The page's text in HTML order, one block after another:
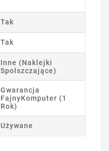
Tak
Tak
Inne (Naklejki
Spolszczające)
Gwarancja
FajnyKomputer (1
Rok)
Używane